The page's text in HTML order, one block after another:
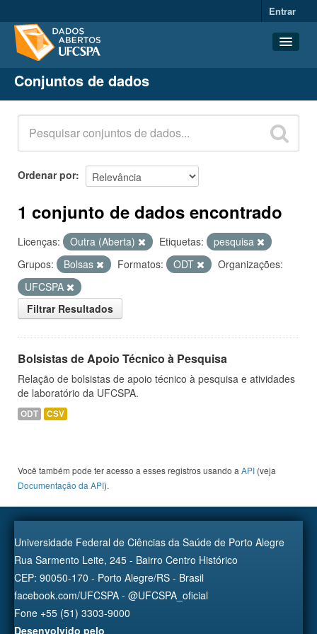
Entrar
Conjuntos de dados
Organizações
Grupos
Sobre
Conjuntos de dados
Ordenar por
1 conjunto de dados encontrado
Licenças: Outra (Aberta) Etiquetas:
pesquisa
Grupos:
Bolsas Formatos: ODT
Organizações:
UFCSPA
Filtrar Resultados
Bolsistas de Apoio Técnico à Pesquisa
Relação de bolsistas de apoio técnico à pesquisa e atividades
de laboratório da UFCSPA.
ODT CSV
Você também pode ter acesso a esses registros usando a API (veja
Documentação da API).
Universidade Federal de Ciências da Saúde de Porto Alegre
Rua Sarmento Leite, 245 - Bairro Centro Histórico
CEP: 90050-170 - Porto Alegre/RS - Brasil
facebook.com/UFCSPA - @UFCSPA_oficial
Fone +55 (51) 3303-9000
Desenvolvido pelo